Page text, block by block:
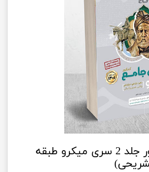
کتاب فارسی جامع کنکور جلد 2 سری میکرو طبقه